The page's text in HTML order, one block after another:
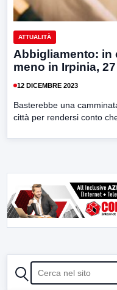
ATTUALITÀ
Abbigliamento: in
meno in Irpinia,
12 DICEMBRE 2023
Basterebbe una
città per rendersi conto
CERCA